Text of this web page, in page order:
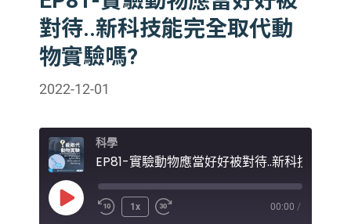
對待..新科技能完全取代動
物實驗嗎?
2022-12-01
科學
Play
1x 00:00 /